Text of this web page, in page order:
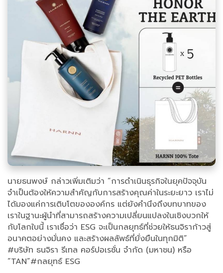
นายธนพงษ์ กล่าวเพิ่มเติมว่า ”การดำเนินธุรกิจในยุคปัจจุบัน
จำเป็นต้องให้ความสำคัญกับการสร้างคุณค่าในระยะยาว เราไม่
ได้มองแค่การเติบโตขององค์กร แต่ยังคำนึงถึงบทบาทของ
เราในฐานะผู้นำที่สามารถสร้างความเปลี่ยนแปลงในเชิงบวกให้
กับโลกใบนี้ เราเชื่อว่า ESG จะเป็นกลยุทธ์ที่ช่วยให้ธนจิราก้าวสู่
อนาคตอย่างมั่นคง และสร้างผลลัพธ์ที่ยั่งยืนในทุกมิติ”
#บริษัท ธนจิรา รีเทล คอร์ปอเรชั่น จำกัด (มหาชน) หรือ
“TAN”#กลยุทธ์ ESG